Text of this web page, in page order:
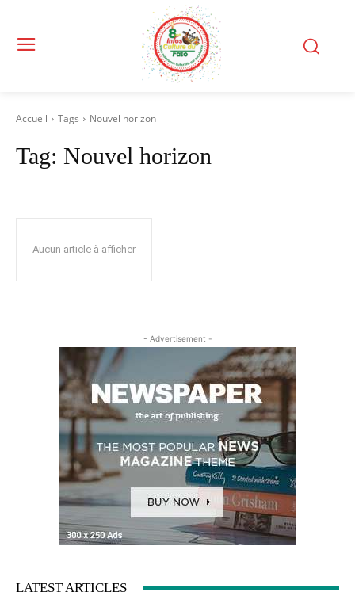
Accueil Tags Nouvel horizon
Tag: Nouvel horizon
Aucun article à afficher
- Advertisement -
LATEST ARTICLES